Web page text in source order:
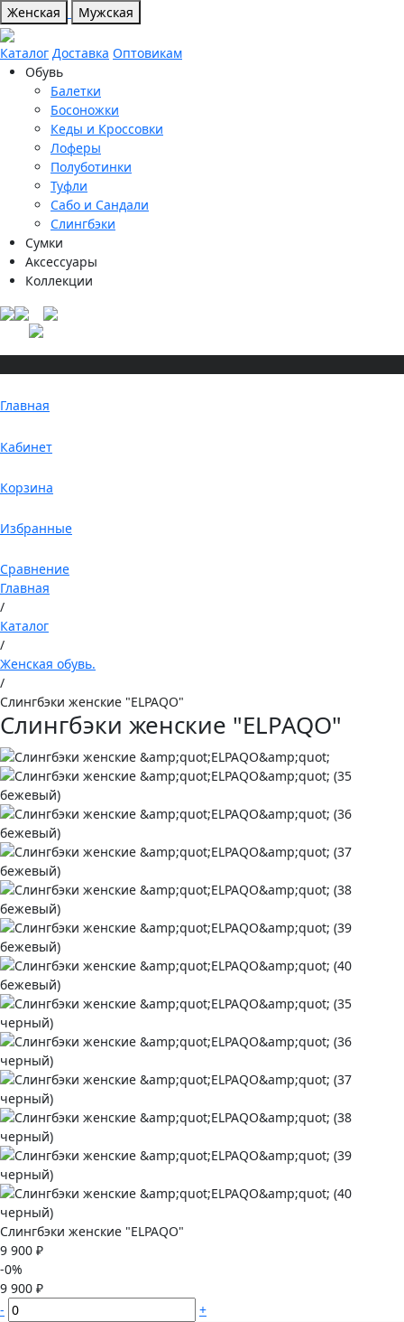
Женская Мужская
Каталог Доставка Оптовикам
Обувь
Балетки
Босоножки
Кеды и Кроссовки
Лоферы
Полуботинки
Туфли
Сабо и Сандали
Слингбэки
Сумки
Аксессуары
Коллекции
Главная
Кабинет
Корзина
Избранные
Сравнение
Главная
/
Каталог
/
Женская обувь.
/
Слингбэки женские "ELPAQO"
Слингбэки женские "ELPAQO"
Слингбэки женские "ELPAQO"
9 900 ₽
-0%
9 900 ₽
-
+